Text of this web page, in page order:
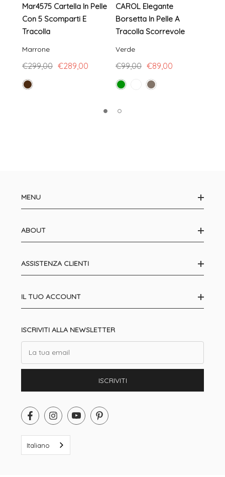
Mar4575 Cartella In Pelle
Con 5 Scomparti E
Tracolla
Marrone
€299,00 €289,00
CAROL Elegante
Borsetta In Pelle A
Tracolla Scorrevole
Verde
€99,00 €89,00
MENU
ABOUT
ASSISTENZA CLIENTI
IL TUO ACCOUNT
ISCRIVITI ALLA NEWSLETTER
ISCRIVITI
Italiano